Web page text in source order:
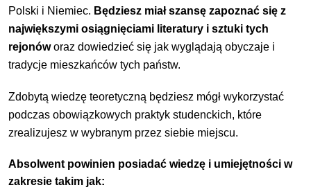
Polski i Niemiec. Będziesz miał szansę zapoznać się z
największymi osiągnięciami literatury i sztuki tych
rejonóworaz dowiedzieć się jak wyglądają obyczaje i
tradycje mieszkańców tych państw.
Zdobytą wiedzę teoretyczną będziesz mógł wykorzystać
podczas obowiązkowych praktyk studenckich, które
zrealizujesz w wybranym przez siebie miejscu.
Absolwent powinien posiadać wiedzę i umiejętności w
zakresie takim jak: